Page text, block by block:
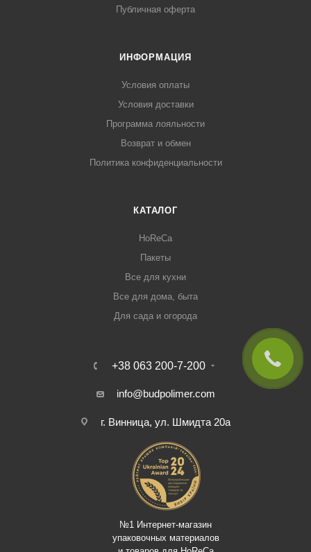
Публичная оферта
ИНФОРМАЦИЯ
Условия оплаты
Условия доставки
Программа лояльности
Возврат и обмен
Политика конфиденциальности
КАТАЛОГ
HoReCa
Пакеты
Все для кухни
Все для дома, быта
Для сада и огорода
+38 063 200-7-200
info@budpolimer.com
г. Винница, ул. Шмидта 20а
№1 Интернет-магазин
упаковочных материалов